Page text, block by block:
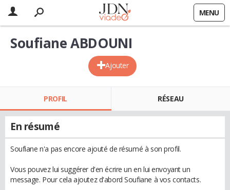
MENU
Ajouter
Soufiane ABDOUNI
PROFIL RÉSEAU
En résumé
Soufiane n'a pas encore ajouté de résumé à son profil.
Vous pouvez lui suggérer d'en écrire un en lui envoyant un
message. Pour cela ajoutez d'abord Soufiane à vos contacts.